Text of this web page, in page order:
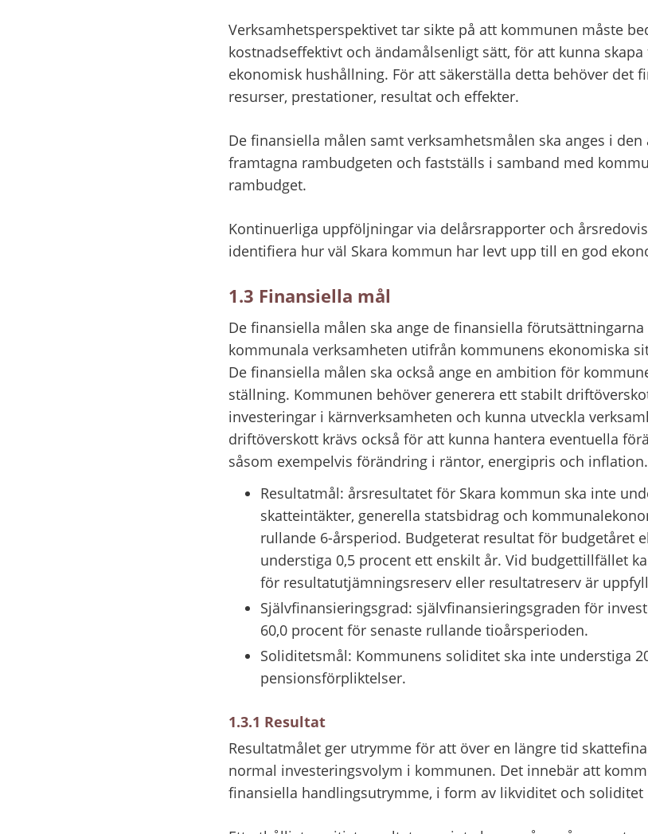
Verksamhetsperspektivet tar sikte på att kommunen måste
kostnadseffektivt och ändamålsenligt sätt, för att kunna
ekonomisk hushållning. För att säkerställa detta behöver det
resurser, prestationer, resultat och effekter.
De finansiella målen samt verksamhetsmålen ska anges i
framtagna rambudgeten och fastställs i samband med
rambudget.
Kontinuerliga uppföljningar via delårsrapporter och
identifiera hur väl Skara kommun har levt upp till en god
1.3 Finansiella mål
De finansiella målen ska ange de finansiella
kommunala verksamheten utifrån kommunens ekonomiska
De finansiella målen ska också ange en ambition för
ställning. Kommunen behöver generera ett stabilt
investeringar i kärnverksamheten och kunna utveckla
driftöverskott krävs också för att kunna hantera eventuella
såsom exempelvis förändring i räntor, energipris och inflation.
Resultatmål: årsresultatet för Skara kommun ska inte
skatteintäkter, generella statsbidrag och
rullande 6-årsperiod. Budgeterat resultat för budgetåret
understiga 0,5 procent ett enskilt år. Vid budgettillfället
för resultatutjämningsreserv eller resultatreserv är
Självfinansieringsgrad: självfinansieringsgraden för
60,0 procent för senaste rullande tioårsperioden.
Soliditetsmål: Kommunens soliditet ska inte understiga
pensionsförpliktelser.
1.3.1 Resultat
Resultatmålet ger utrymme för att över en längre tid
normal investeringsvolym i kommunen. Det innebär att
finansiella handlingsutrymme, i form av likviditet och soliditet